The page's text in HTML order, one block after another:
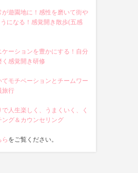
遊園地に！感性を磨いて街や
になる！感覚開き散歩(五感
ーションを豊かにする！自分
感覚開き研修
モチベーションとチームワー
旅行
人生楽しく、うまくいく、く
グ＆カウンセリング
らをご覧ください。